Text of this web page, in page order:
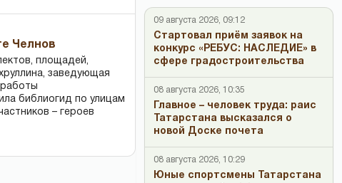
Челнов
площадей,
заведующая
библиогид по улицам
– героев
09 августа 2026, 09:12
Стартовал приём заявок на
конкурс «РЕБУС: НАСЛЕДИЕ» в
сфере градостроительства
08 августа 2026, 10:35
Главное – человек труда: раис
Татарстана высказался о
новой Доске почета
08 августа 2026, 10:29
Юные спортсмены Татарстана